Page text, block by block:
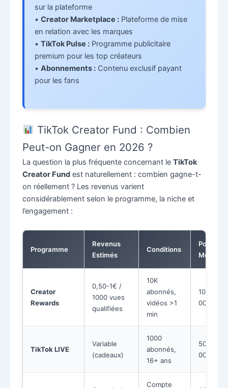
sur la plateforme
• Creator Marketplace :Plateforme de mise
en relation avec les marques
• TikTok Pulse :Programme publicitaire
premium pour les top créateurs
• Abonnements :Contenu exclusif payant
pour les fans
TikTok Creator Fund : Combien
Peut-on Gagner en 2026 ?
La question la plus fréquente concernant le TikTok
Creator Fundest naturellement : combien gagne-t-
on réellement ? Les revenus varient
considérablement selon le programme, la niche et
l’engagement :
Programme
Revenus
Estimés
Conditions
Potentiel
Mensuel
Creator
Rewards
0,50-1€ /
1000 vues
qualifiées
10K
abonnés,
vidéos >1
min
100-5
000€
TikTok LIVE
Variable
(cadeaux)
1000
abonnés,
16+ ans
50-10
000€
Compte